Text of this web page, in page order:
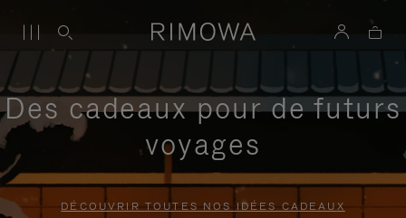
Des cadeaux pour de futurs
voyages
DÉCOUVRIR TOUTES NOS IDÉES CADEAUX